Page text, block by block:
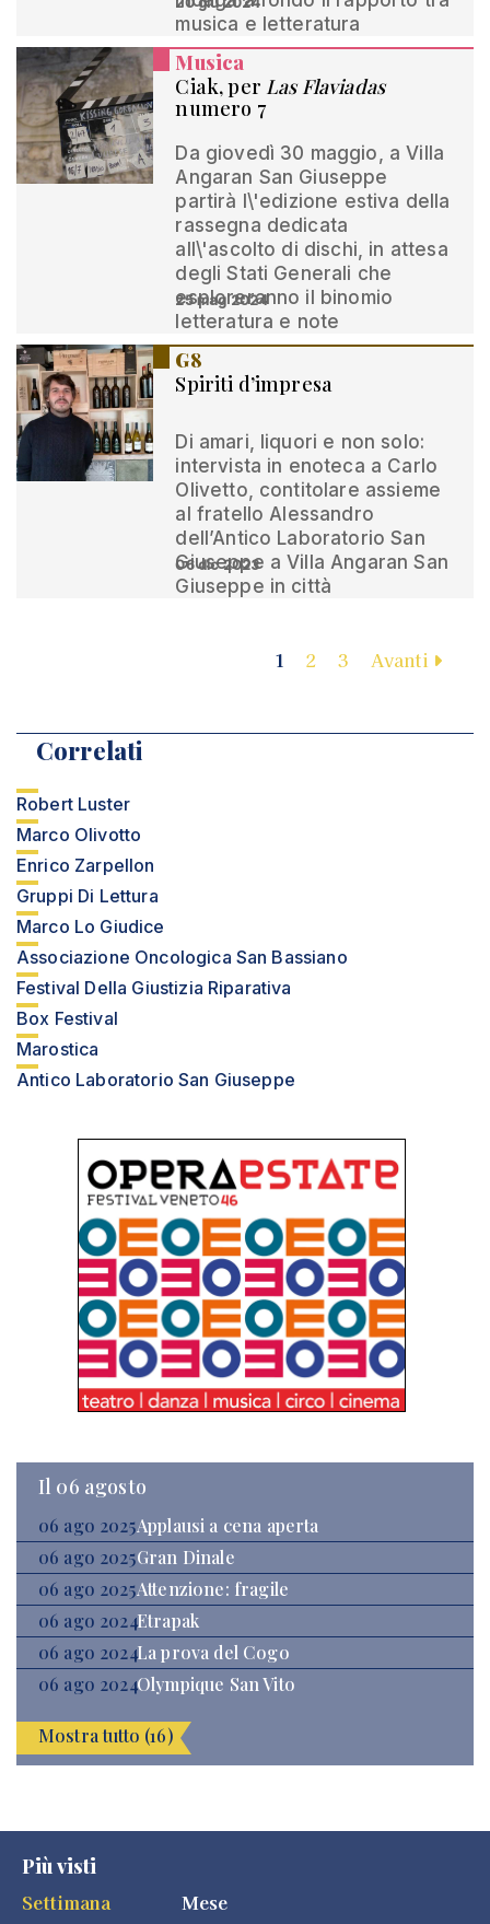
musica e letteratura
Musica
Ciak, per Las Flaviadas
numero 7
Da giovedì 30 maggio, a Villa
Angaran San Giuseppe
partirà l\'edizione estiva della
rassegna dedicata
all\'ascolto di dischi, in attesa
degli Stati Generali che
esploreranno il binomio
letteratura e note
25 mag 2024
G8
Spiriti d’impresa
Di amari, liquori e non solo:
intervista in enoteca a Carlo
Olivetto, contitolare assieme
al fratello Alessandro
dell’Antico Laboratorio San
Giuseppe a Villa Angaran San
Giuseppe in città
06 dic 2023
1 2 3 Avanti
Correlati
Robert Luster
Marco Olivotto
Enrico Zarpellon
Gruppi Di Lettura
Marco Lo Giudice
Associazione Oncologica San Bassiano
Festival Della Giustizia Riparativa
Box Festival
Marostica
Antico Laboratorio San Giuseppe
Il 06 agosto
06 ago 2025Applausi a cena aperta
06 ago 2025Gran Dinale
06 ago 2025Attenzione: fragile
06 ago 2024Etrapak
06 ago 2024La prova del Cogo
06 ago 2024Olympique San Vito
Mostra tutto (16)
Più visti
Settimana
Mese